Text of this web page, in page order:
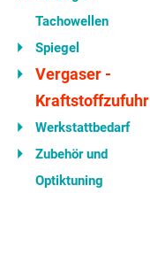
Tachowellen
Spiegel
Vergaser -
Kraftstoffzufuhr
Werkstattbedarf
Zubehör und
Optiktuning